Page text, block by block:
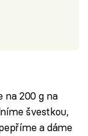
na 200 g na
švestkou,
a dáme